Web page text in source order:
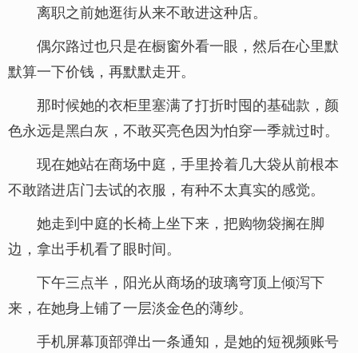
离职之前她逛街从来不敢进这种店。
偶尔路过也只是在橱窗外看一眼，然后在心里默
默算一下价钱，再默默走开。
那时候她的衣柜里塞满了打折时囤的基础款，颜
色永远是黑白灰，不敢买亮色因为怕穿一季就过时。
现在她站在商场中庭，手里拎着几大袋从前根本
不敢踏进店门去试的衣服，有种不太真实的感觉。
她走到中庭的长椅上坐下来，把购物袋搁在脚
边，拿出手机看了眼时间。
下午三点半，阳光从商场的玻璃穹顶上倾泻下
来，在她身上铺了一层淡金色的薄纱。
手机屏幕顶部弹出一条通知，是她的短视频账号